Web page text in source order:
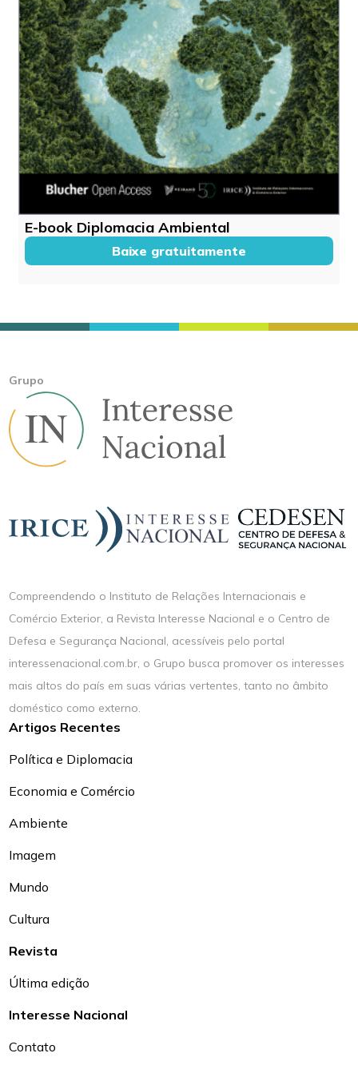
E-book Diplomacia Ambiental
Baixe gratuitamente
Grupo
Compreendendo o Instituto de Relações Internacionais e
Comércio Exterior, a Revista Interesse Nacional e o Centro de
Defesa e Segurança Nacional, acessíveis pelo portal
interessenacional.com.br, o Grupo busca promover os interesses
mais altos do país em suas várias vertentes, tanto no âmbito
doméstico como externo.
Artigos Recentes
Política e Diplomacia
Economia e Comércio
Ambiente
Imagem
Mundo
Cultura
Revista
Última edição
Interesse Nacional
Contato